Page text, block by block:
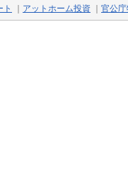
ト アットホーム投資 官公